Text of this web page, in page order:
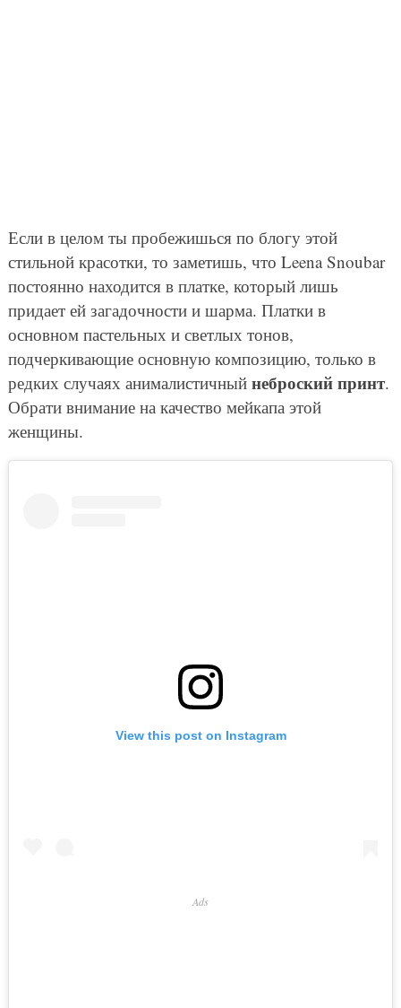
Если в целом ты пробежишься по блогу этой
стильной красотки, то заметишь, что Leena Snoubar
постоянно находится в платке, который лишь
придает ей загадочности и шарма. Платки в
основном пастельных и светлых тонов,
подчеркивающие основную композицию, только в
редких случаях анималистичный неброский принт.
Обрати внимание на качество мейкапа этой
женщины.
View this post on Instagram
Ads